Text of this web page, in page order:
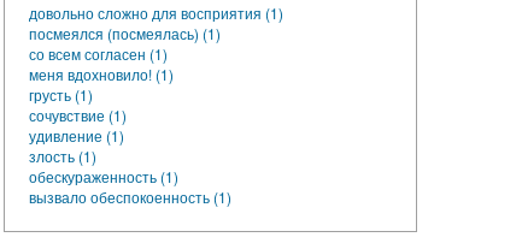
довольно сложно для восприятия (1)
посмеялся (посмеялась) (1)
со всем согласен (1)
меня вдохновило! (1)
грусть (1)
сочувствие (1)
удивление (1)
злость (1)
обескураженность (1)
вызвало обеспокоенность (1)